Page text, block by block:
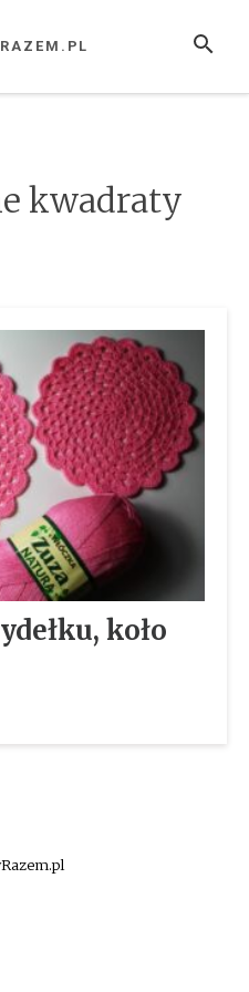
SZUKAJ
kwadraty
koło